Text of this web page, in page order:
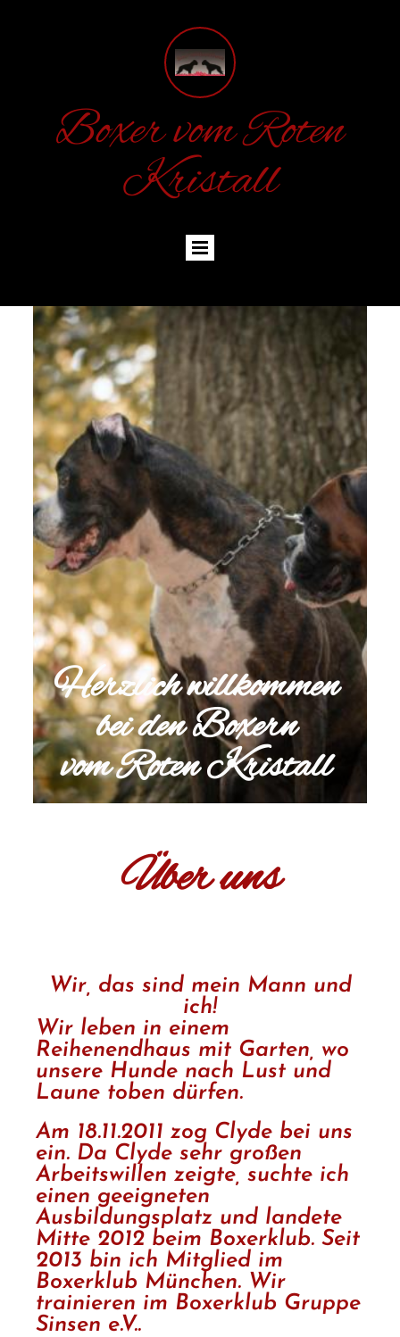
Boxer vom Roten
Kristall
Herzlich willkommen
bei den Boxern
vom Roten Kristall
Über uns
Wir, das sind mein Mann und
ich!
Wir leben in einem
Reihenendhaus mit Garten, wo
unsere Hunde nach Lust und
Laune toben dürfen.
Am 18.11.2011 zog Clyde bei uns
ein. Da Clyde sehr großen
Arbeitswillen zeigte, suchte ich
einen geeigneten
Ausbildungsplatz und landete
Mitte 2012 beim Boxerklub. Seit
2013 bin ich Mitglied im
Boxerklub München. Wir
trainieren im Boxerklub Gruppe
Sinsen e.V..